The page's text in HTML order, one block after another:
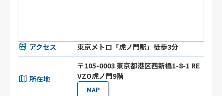
アクセス 東京メトロ「虎ノ門駅」徒歩3分
所在地
〒105-0003 東京都港区⻄新橋1-8-1 RE
VZO虎ノ門9階
MAP